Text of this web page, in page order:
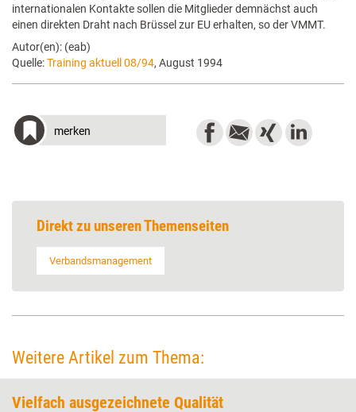
internationalen Kontakte sollen die Mitglieder demnächst auch
einen direkten Draht nach Brüssel zur EU erhalten, so der VMMT.
Autor(en): (eab)
Quelle:Training aktuell 08/94, August 1994
merken
Direkt zu unseren Themenseiten
Verbandsmanagement
Weitere Artikel zum Thema:
Vielfach ausgezeichnete Qualität